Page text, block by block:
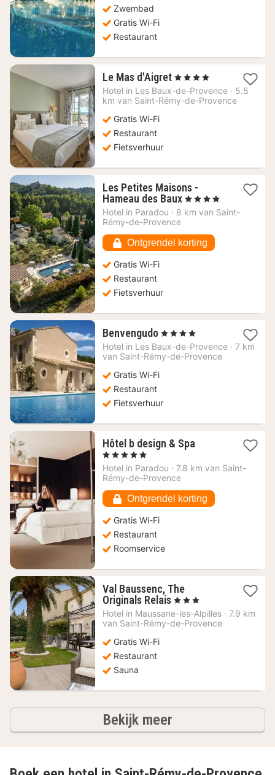
Zwembad
Gratis Wi-Fi
Restaurant
Le Mas d'Aigret 1
nacht
vanaf
273,64
, 4 Sterren
Hotel in Les Baux-de-Provence · 5.5
km van Saint-Rémy-de-Provence
Gratis Wi-Fi
Restaurant
Fietsverhuur
Les Petites Maisons -
Hameau des Baux 1
nacht
€
, 4 Sterren
Hotel in Paradou · 8 km van Saint-
Rémy-de-Provence
Ontgrendel korting
Gratis Wi-Fi
Restaurant
Fietsverhuur
Benvengudo 1
nacht
vanaf
266,93
, 4 Sterren
Hotel in Les Baux-de-Provence · 7 km
van Saint-Rémy-de-Provence
Gratis Wi-Fi
Restaurant
Fietsverhuur
Hôtel b design & Spa1
vanaf
, 5 Sterren
Hotel in Paradou · 7.8 km van Saint-
Rémy-de-Provence
Ontgrendel korting
Gratis Wi-Fi
Restaurant
Roomservice
Val Baussenc, The
Originals Relais 1
nacht
vanaf
, 3 Sterren
Hotel in Maussane-les-Alpilles · 7.9 km
van Saint-Rémy-de-Provence
Gratis Wi-Fi
Restaurant
Sauna
Bekijk meerhotels